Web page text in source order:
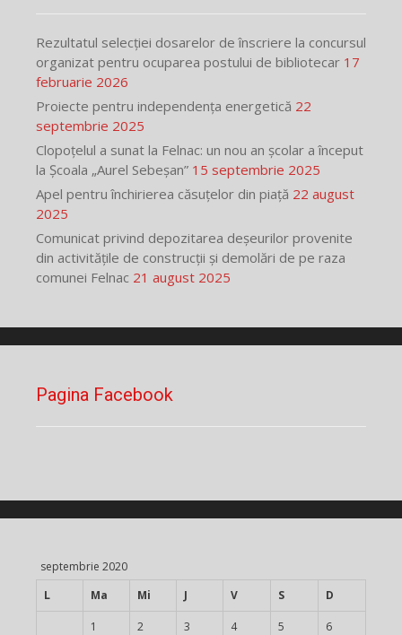
Rezultatul selecției dosarelor de înscriere la concursul
organizat pentru ocuparea postului de bibliotecar 17
februarie 2026
Proiecte pentru independența energetică 22
septembrie 2025
Clopoțelul a sunat la Felnac: un nou an școlar a început
la Școala „Aurel Sebeșan” 15 septembrie 2025
Apel pentru închirierea căsuțelor din piață 22 august
2025
Comunicat privind depozitarea deșeurilor provenite
din activitățile de construcții și demolări de pe raza
comunei Felnac 21 august 2025
Pagina Facebook
septembrie 2020
L
Ma Mi J V S D
1 2 3 4 5 6